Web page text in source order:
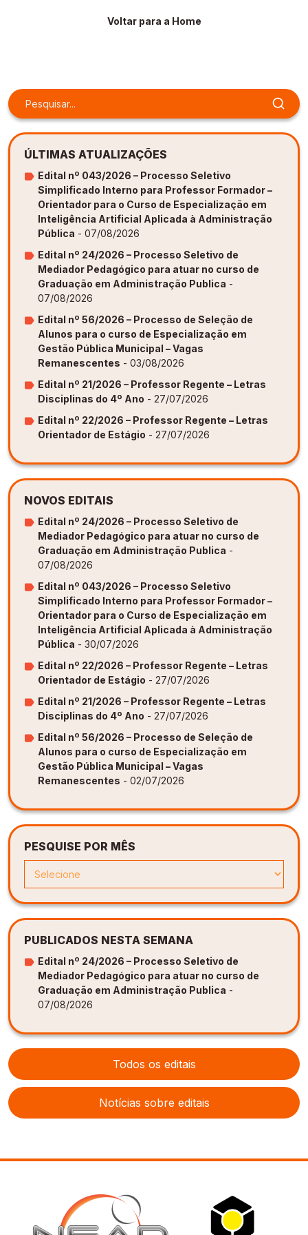
Voltar para a Home
ÚLTIMAS ATUALIZAÇÕES
Edital nº 043/2026 – Processo Seletivo
Simplificado Interno para Professor Formador –
Orientador para o Curso de Especialização em
Inteligência Artificial Aplicada à Administração
Pública - 07/08/2026
Edital nº 24/2026 – Processo Seletivo de
Mediador Pedagógico para atuar no curso de
Graduação em Administração Publica -
07/08/2026
Edital nº 56/2026 – Processo de Seleção de
Alunos para o curso de Especialização em
Gestão Pública Municipal – Vagas
Remanescentes - 03/08/2026
Edital nº 21/2026 – Professor Regente – Letras
Disciplinas do 4º Ano - 27/07/2026
Edital nº 22/2026 – Professor Regente – Letras
Orientador de Estágio - 27/07/2026
NOVOS EDITAIS
Edital nº 24/2026 – Processo Seletivo de
Mediador Pedagógico para atuar no curso de
Graduação em Administração Publica -
07/08/2026
Edital nº 043/2026 – Processo Seletivo
Simplificado Interno para Professor Formador –
Orientador para o Curso de Especialização em
Inteligência Artificial Aplicada à Administração
Pública - 30/07/2026
Edital nº 22/2026 – Professor Regente – Letras
Orientador de Estágio - 27/07/2026
Edital nº 21/2026 – Professor Regente – Letras
Disciplinas do 4º Ano - 27/07/2026
Edital nº 56/2026 – Processo de Seleção de
Alunos para o curso de Especialização em
Gestão Pública Municipal – Vagas
Remanescentes - 02/07/2026
PESQUISE POR MÊS
PUBLICADOS NESTA SEMANA
Edital nº 24/2026 – Processo Seletivo de
Mediador Pedagógico para atuar no curso de
Graduação em Administração Publica -
07/08/2026
Todos os editais
Notícias sobre editais
Docência na Educação Infantil [DINF]
Gestão Escolar [GESC]
Docência na Educação Infantil [DINF]
Gestão Escolar [GESC]
Docência na Educação Infantil [DINF]
Gestão Escolar [GESC]
Docência na Educação Infantil [DINF]
Gestão Escolar [GESC]
Docência na Educação Infantil [DINF]
Gestão Escolar [GESC]